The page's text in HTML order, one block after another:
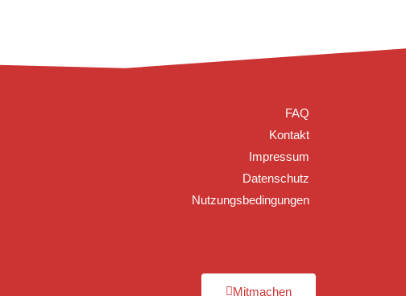
FAQ
Kontakt
Impressum
Datenschutz
Nutzungsbedingungen
Mitmachen